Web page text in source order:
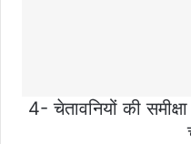
4- चेतावनियों की